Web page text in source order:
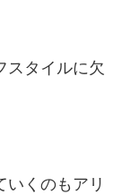
スタイルに欠
いくのもアリ